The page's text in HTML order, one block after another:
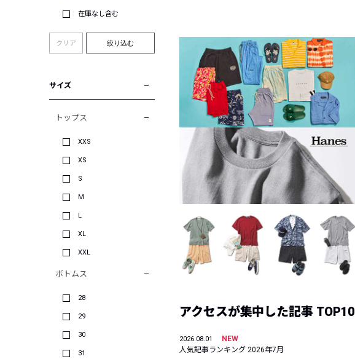
在庫なし含む
クリア 絞り込む
サイズ
トップス
XXS
XS
S
M
L
XL
XXL
ボトムス
28
29
30
31
アクセスが集中した記事 TOP10
2026.08.01
NEW
人気記事ランキング 2026年7月